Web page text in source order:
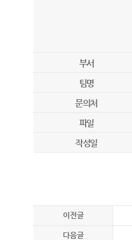
부서
팀명
문의처
파일
작성일
이전글
다음글